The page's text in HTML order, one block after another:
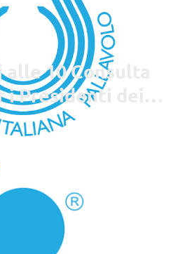
alle 10 Consulta
i Presidenti dei